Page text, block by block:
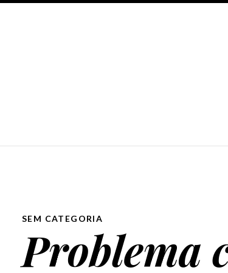
SEM CATEGORIA
Problema